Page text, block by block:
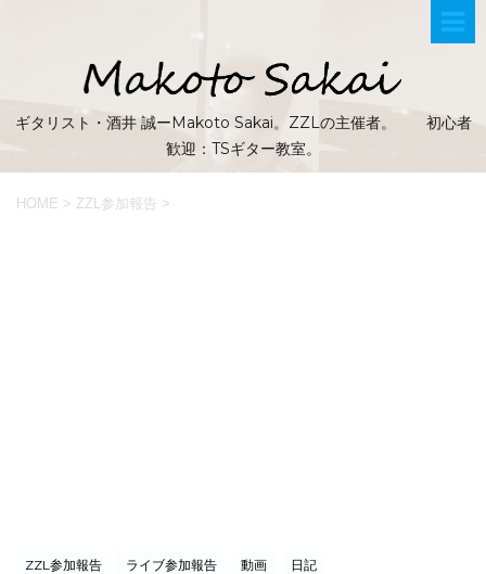
ギタリスト・酒井 誠ーMakoto Sakai。ZZLの主催者。 初心者
歓迎：TSギター教室。
HOME > ZZL参加報告 >
ZZL参加報告 ライブ参加報告 動画 日記